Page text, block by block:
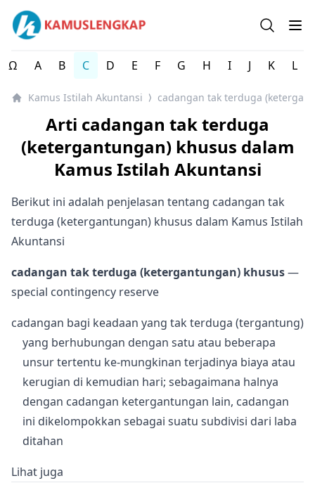
Kamus Istilah Akuntansi Indonesia Lengkap
Open
Ω A B C D E F G H I J K L
Kamus Istilah Akuntansi ⟩ cadangan tak terduga
Arti cadangan tak terduga
(ketergantungan) khusus dalam
Kamus Istilah Akuntansi
Berikut ini adalah penjelasan tentang cadangan tak
terduga (ketergantungan) khusus dalam Kamus Istilah
Akuntansi
cadangan tak terduga (ketergantungan) khusus—
special contingency reserve
cadangan bagi keadaan yang tak terduga (tergantung)
yang berhubungan dengan satu atau beberapa
unsur tertentu ke-mungkinan terjadinya biaya atau
kerugian di kemudian hari; sebagaimana halnya
dengan cadangan ketergantungan lain, cadangan
ini dikelompokkan sebagai suatu subdivisi dari laba
ditahan
Lihat juga